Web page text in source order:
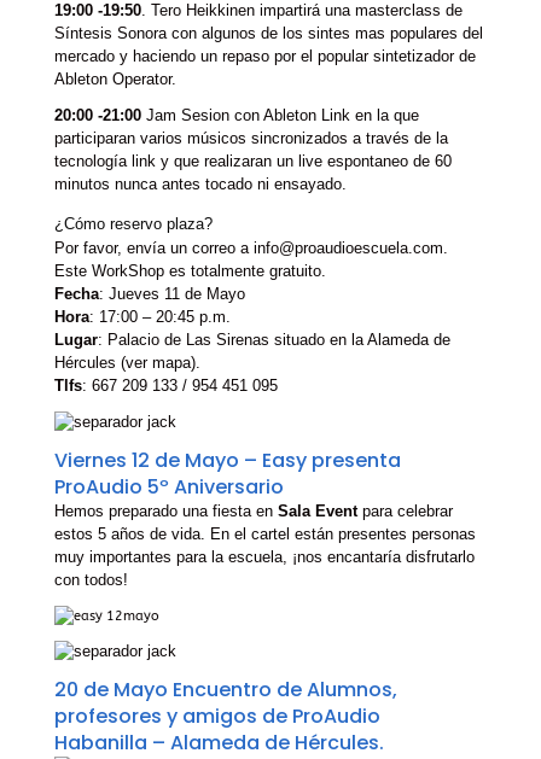
19:00 -19:50. Tero Heikkinen impartirá una masterclass de
Síntesis Sonora con algunos de los sintes mas populares del
mercado y haciendo un repaso por el popular sintetizador de
Ableton Operator.
20:00 -21:00Jam Sesion con Ableton Link en la que
participaran varios músicos sincronizados a través de la
tecnología link y que realizaran un live espontaneo de 60
minutos nunca antes tocado ni ensayado.
¿Cómo reservo plaza?
Por favor, envía un correo a info@proaudioescuela.com.
Este WorkShop es totalmente gratuito.
Fecha: Jueves 11 de Mayo
Hora: 17:00 – 20:45 p.m.
Lugar: Palacio de Las Sirenas situado en la Alameda de
Hércules (ver mapa).
Tlfs: 667 209 133 / 954 451 095
Viernes 12 de Mayo – Easy presenta
ProAudio 5º Aniversario
Hemos preparado una fiesta en Sala Eventpara celebrar
estos 5 años de vida. En el cartel están presentes personas
muy importantes para la escuela, ¡nos encantaría disfrutarlo
con todos!
20 de Mayo Encuentro de Alumnos,
profesores y amigos de ProAudio
Habanilla – Alameda de Hércules.